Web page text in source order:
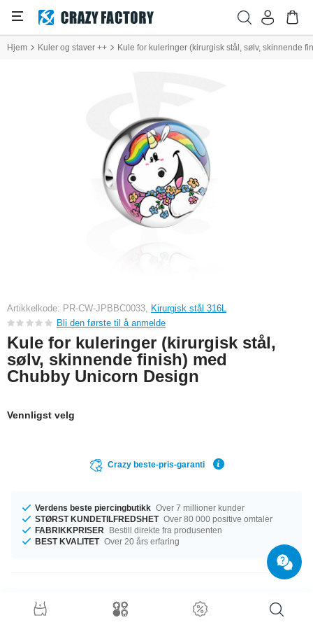
Hjem Kuler og staver ++ Kule for kuleringer (kirurgisk stål, sølv, skinnende
Artikkelkode: PR-CW-JPBBC0033, Kirurgisk stål 316L
Bli den første til å anmelde
Kule for kuleringer (kirurgisk stål,
sølv, skinnende finish) med
Chubby Unicorn Design
Vennligst velg
Crazy beste-pris-garanti
Verdens beste piercingbutikk Over 7 millioner kunder
STØRST KUNDETILFREDSHET Over 80 000 positive omtaler
FABRIKKPRISER
Bestill direkte fra produsenten
BEST KVALITET Over 20 års erfaring
Produktdetaljer